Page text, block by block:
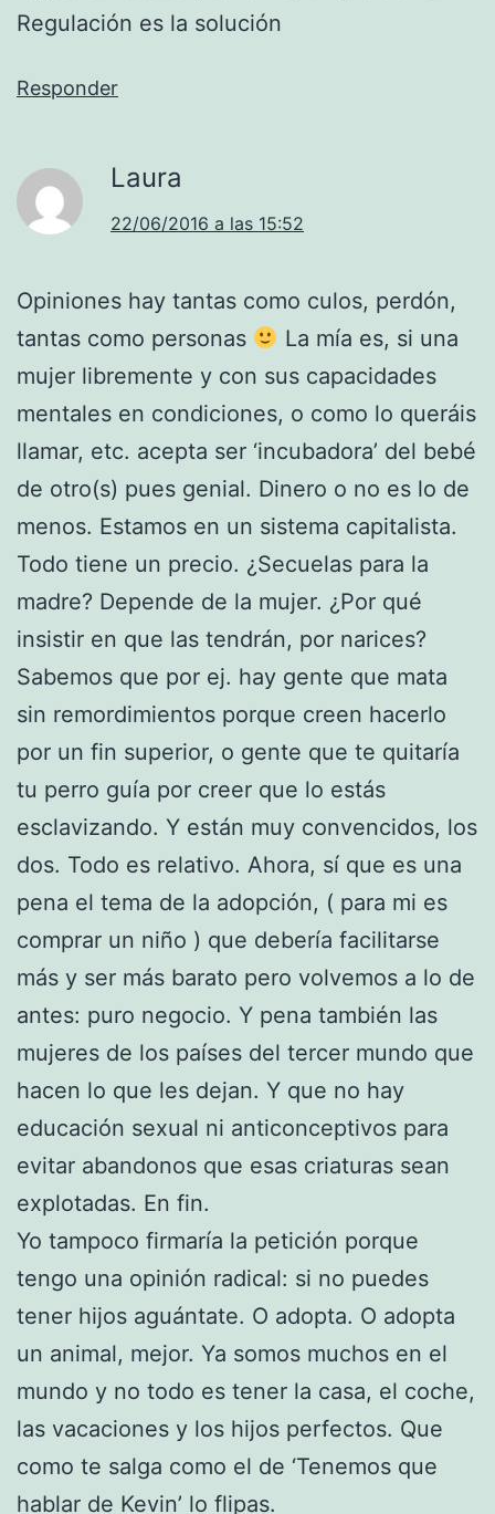
Regulación es la solución
Responder
Laura
22/06/2016 a las 15:52
Opiniones hay tantas como culos, perdón,
tantas como personas
La mía es, si una
mujer libremente y con sus capacidades
mentales en condiciones, o como lo queráis
llamar, etc. acepta ser ‘incubadora’ del bebé
de otro(s) pues genial. Dinero o no es lo de
menos. Estamos en un sistema capitalista.
Todo tiene un precio. ¿Secuelas para la
madre? Depende de la mujer. ¿Por qué
insistir en que las tendrán, por narices?
Sabemos que por ej. hay gente que mata
sin remordimientos porque creen hacerlo
por un fin superior, o gente que te quitaría
tu perro guía por creer que lo estás
esclavizando. Y están muy convencidos, los
dos. Todo es relativo. Ahora, sí que es una
pena el tema de la adopción, ( para mi es
comprar un niño ) que debería facilitarse
más y ser más barato pero volvemos a lo de
antes: puro negocio. Y pena también las
mujeres de los países del tercer mundo que
hacen lo que les dejan. Y que no hay
educación sexual ni anticonceptivos para
evitar abandonos que esas criaturas sean
explotadas. En fin.
Yo tampoco firmaría la petición porque
tengo una opinión radical: si no puedes
tener hijos aguántate. O adopta. O adopta
un animal, mejor. Ya somos muchos en el
mundo y no todo es tener la casa, el coche,
las vacaciones y los hijos perfectos. Que
como te salga como el de ‘Tenemos que
hablar de Kevin’ lo flipas.